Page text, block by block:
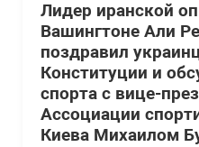
Лидер иранской
Вашингтоне Али
поздравил
Конституции и
спорта с вице-
Ассоциации
Киева Михаилом